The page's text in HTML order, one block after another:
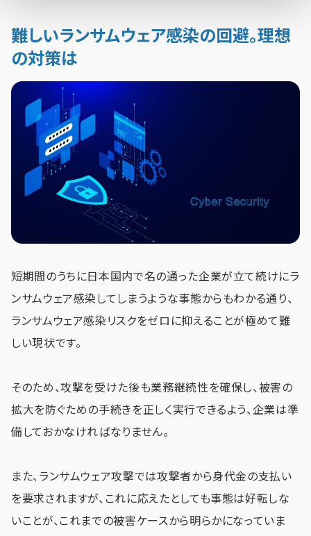
難しいランサムウェア感染の回避。理想
の対策は
短期間のうちに日本国内で名の通った企業が立て続けにラ
ンサムウェア感染してしまうような事態からもわかる通り、
ランサムウェア感染リスクをゼロに抑えることが極めて難
しい現状です。
そのため、攻撃を受けた後も業務継続性を確保し、被害の
拡大を防ぐための手続きを正しく実行できるよう、企業は準
備しておかなければなりません。
また、ランサムウェア攻撃では攻撃者から身代金の支払い
を要求されますが、これに応えたとしても事態は好転しな
いことが、これまでの被害ケースから明らかになっていま